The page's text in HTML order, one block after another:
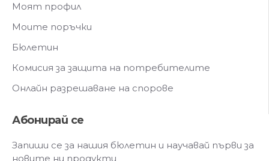
Моят профил
Моите поръчки
Бюлетин
Комисия за защита на потребителите
Онлайн разрешаване на спорове
Абонирай се
Запиши се за нашия бюлетин и научавай първи за
новите ни продукти